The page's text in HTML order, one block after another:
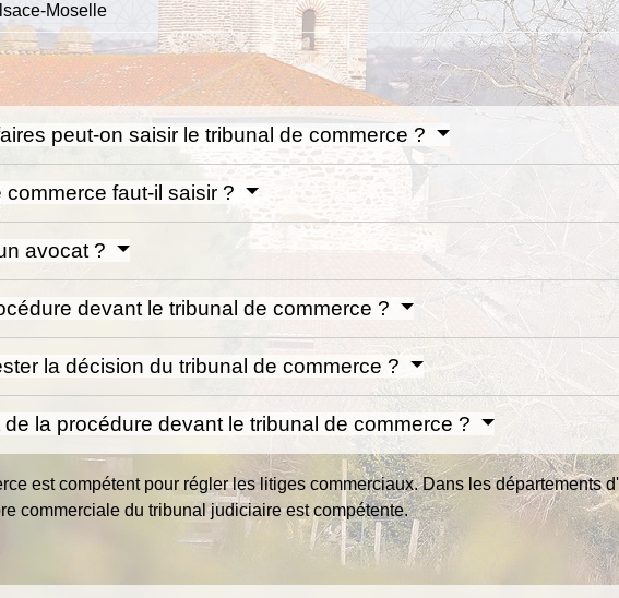
Moselle
peut-on saisir le tribunal de commerce ?
commerce faut-il saisir ?
avocat ?
devant le tribunal de commerce ?
la décision du tribunal de commerce ?
la procédure devant le tribunal de commerce ?
est compétent pour régler les litiges commerciaux. Dans les départements
commerciale du tribunal judiciaire est compétente.